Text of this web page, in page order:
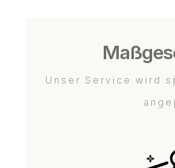
Unser Service wird